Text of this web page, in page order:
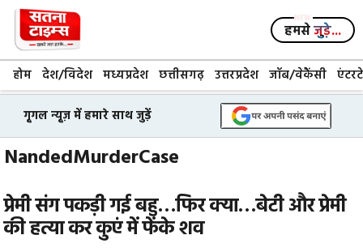
Skip
content
हमसेजुड़े...
होम देश/विदेश मध्यप्रदेश छत्तीसगढ़ उत्तरप्रदेश जॉब/वेकैंसी
गूगल न्यूज़ में हमारे साथ जुड़ें
NandedMurderCase
प्रेमी संग पकड़ी गई बहु…फिर क्या…बेटी और प्रेमी
की हत्या कर कुएं में फेंके शव